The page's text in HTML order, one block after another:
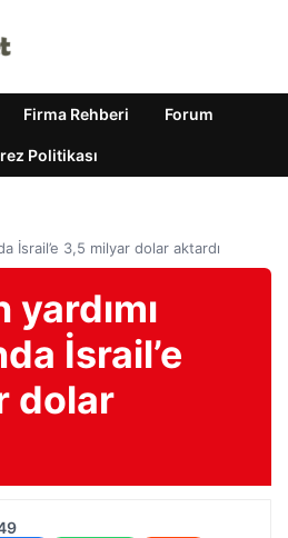
Firma Rehberi Forum
Politikası
İsrail’e 3,5 milyar dolar aktardı
yardımı
İsrail’e
dolar